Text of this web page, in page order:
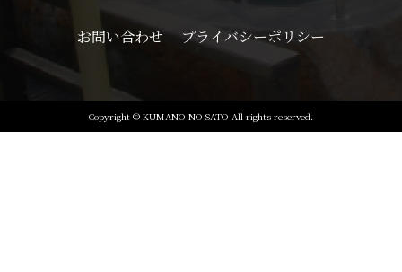
お問い合わせ プライバシーポリシー
Copyright © KUMANO NO SATO All rights reserved.